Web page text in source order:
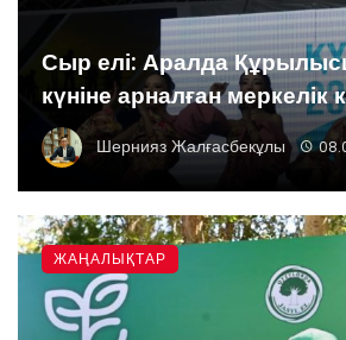
Сыр елі: Аралда
күніне арналған меркелік
Шернияз Жалғасбекұлы
ЖАҢАЛЫҚТАР